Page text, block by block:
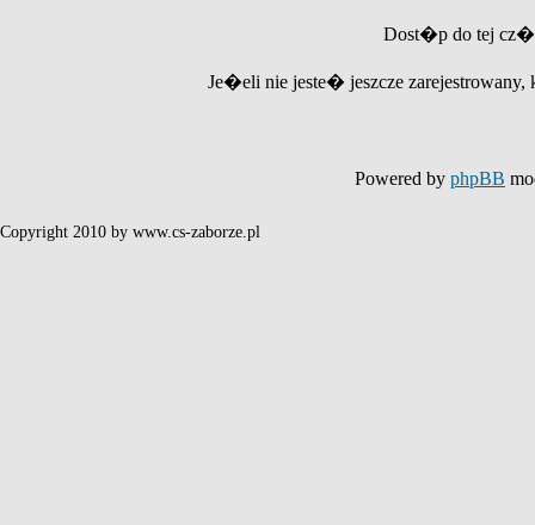
Dost�p do tej
Je�eli nie jeste� jeszcze
Powered by phpBB
Copyright 2010 by www.cs-zaborze.pl